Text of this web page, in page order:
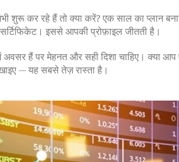
शुरू कर रहे हैं तो क्या करें? एक साल का प्लान
इससे आपकी प्रोफ़ाइल जीतती है।
अवसर हैं पर मेहनत और सही दिशा चाहिए। क्या
— यह सबसे तेज़ रास्ता है।